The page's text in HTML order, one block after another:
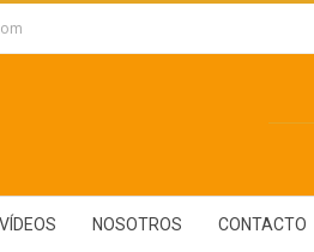
VÍDEOS NOSOTROS CONTACTO